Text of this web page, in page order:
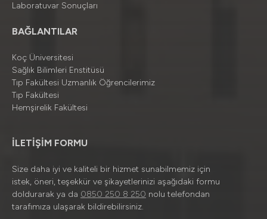
Laboratuvar Sonuçları
BAĞLANTILAR
Koç Üniversitesi
Sağlık Bilimleri Enstitüsü
Tıp Fakültesi Uzmanlık Öğrencilerimiz
Tıp Fakültesi
Hemşirelik Fakültesi
İLETİŞİM FORMU
Size daha iyi ve kaliteli bir hizmet sunabilmemiz için
istek, öneri, teşekkür ve şikayetlerinizi aşağıdaki formu
doldurarak ya da 0850 250 8 250 nolu telefondan
tarafımıza ulaşarak bildirebilirsiniz.